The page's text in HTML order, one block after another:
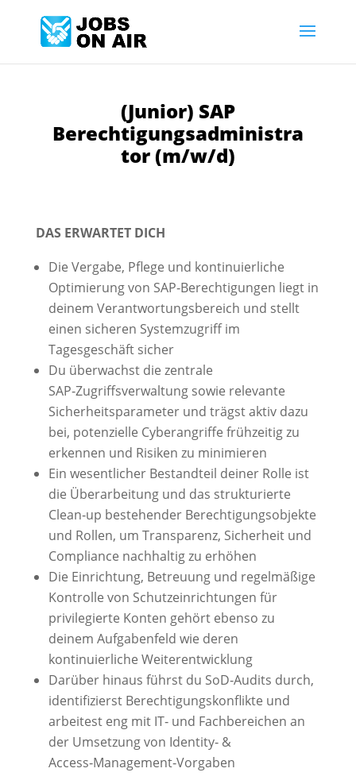
(Junior) SAP
Berechtigungsadministra
tor (m/w/d)
DAS ERWARTET DICH
Die Vergabe, Pflege und kontinuierliche
Optimierung von SAP‑Berechtigungen liegt in
deinem Verantwortungsbereich und stellt
einen sicheren Systemzugriff im
Tagesgeschäft sicher
Du überwachst die zentrale
SAP‑Zugriffsverwaltung sowie relevante
Sicherheitsparameter und trägst aktiv dazu
bei, potenzielle Cyberangriffe frühzeitig zu
erkennen und Risiken zu minimieren
Ein wesentlicher Bestandteil deiner Rolle ist
die Überarbeitung und das strukturierte
Clean‑up bestehender Berechtigungsobjekte
und Rollen, um Transparenz, Sicherheit und
Compliance nachhaltig zu erhöhen
Die Einrichtung, Betreuung und regelmäßige
Kontrolle von Schutzeinrichtungen für
privilegierte Konten gehört ebenso zu
deinem Aufgabenfeld wie deren
kontinuierliche Weiterentwicklung
Darüber hinaus führst du SoD‑Audits durch,
identifizierst Berechtigungskonflikte und
arbeitest eng mit IT‑ und Fachbereichen an
der Umsetzung von Identity‑ &
Access‑Management‑Vorgaben